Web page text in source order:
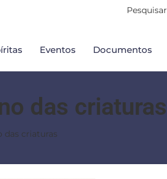
Pesquisar
Eventos Documentos
das criaturas
das criaturas